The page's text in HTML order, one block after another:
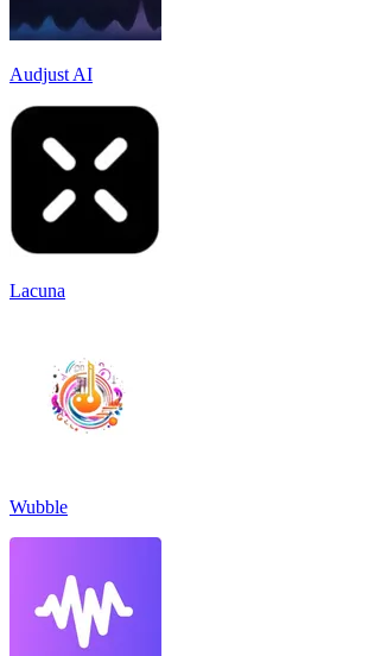
Audjust AI
Lacuna
Wubble